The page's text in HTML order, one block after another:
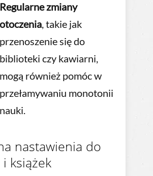
Regularne zmiany
otoczenia, takie jak
przenoszenie się do
biblioteki czy kawiarni,
mogą również pomóc w
przełamywaniu monotonii
nauki.
nastawienia do
książek